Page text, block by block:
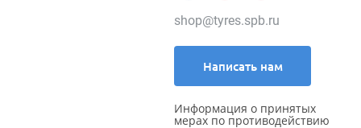
shop@tyres.spb.ru
Написать нам
Информация о принятых
мерах по противодействию